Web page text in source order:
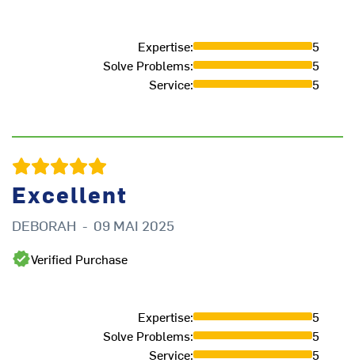
Expertise:
5
Solve Problems:
5
Service: 5
Excellent
DEBORAH - 09 MAI 2025
Verified Purchase
Expertise:
5
Solve Problems:
5
Service: 5